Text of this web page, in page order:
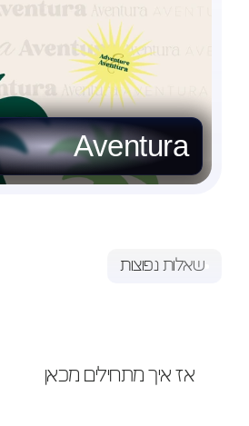
Aventura
אז איך מתחילים מכאן
שאלות נפוצות